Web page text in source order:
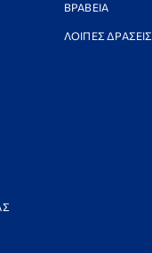
ΒΡΑΒΕΙΑ
ΛΟΙΠΕΣ ΔΡΑΣΕΙΣ